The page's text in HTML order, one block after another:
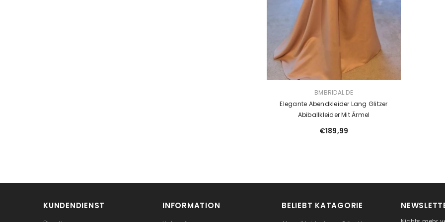
BMBRIDAL.DE
Elegante Abendkleider Lang Glitzer
Abiballkleider Mit Ärmel
€189,99
KUNDENDIENST INFORMATION BELIEBT KATAGORIE